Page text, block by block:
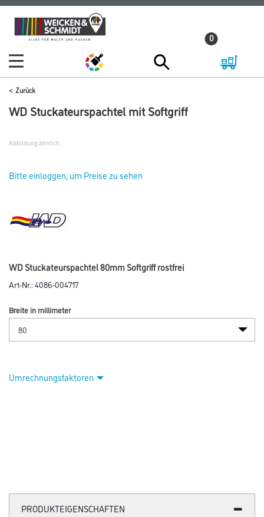
Zum
Inhalt
Zum
Navigationsmenü
0
Zurück
WD Stuckateurspachtel mit Softgriff
Abbildung ähnlich
Bitte einloggen, um Preise zu sehen
WD Stuckateurspachtel 80mm Softgriff rostfrei
Art-Nr.:4086-004717
Breite in millimeter
Umrechnungsfaktoren
PRODUKTEIGENSCHAFTEN